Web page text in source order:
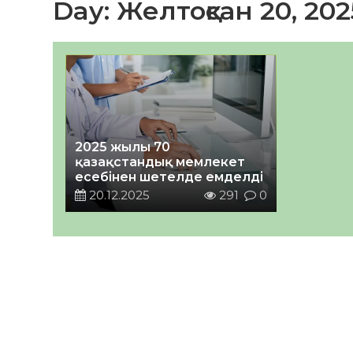
Day: Желтоқсан 20,
2025 жылы 70
қазақстандық мемлекет
есебінен шетелде емделді
20.12.2025
291 0